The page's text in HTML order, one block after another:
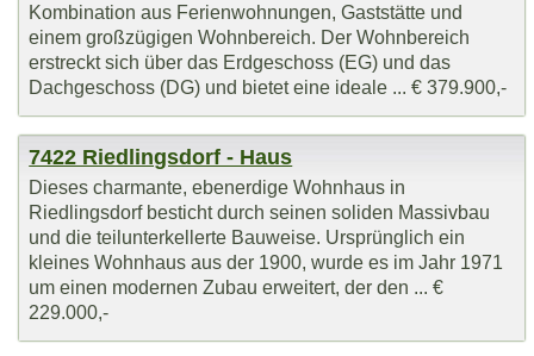
Kombination aus Ferienwohnungen, Gaststätte und
einem großzügigen Wohnbereich. Der Wohnbereich
erstreckt sich über das Erdgeschoss (EG) und das
Dachgeschoss (DG) und bietet eine ideale ... € 379.900,-
7422 Riedlingsdorf - Haus
Dieses charmante, ebenerdige Wohnhaus in
Riedlingsdorf besticht durch seinen soliden Massivbau
und die teilunterkellerte Bauweise. Ursprünglich ein
kleines Wohnhaus aus der 1900, wurde es im Jahr 1971
um einen modernen Zubau erweitert, der den ... €
229.000,-